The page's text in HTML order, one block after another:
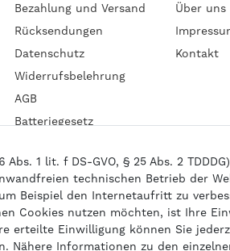
Bezahlung und Versand
Rücksendungen
Datenschutz
Widerrufsbelehrung
AGB
Batteriegesetz
Über uns
Kontakt
/ Alle Preise sind inkl. geseztl.
powered bycreateyourtemplate
1 lit. f DS-GVO, § 25 Abs. 2
technischen Betrieb der
Beispiel den Internetaufritt zu
Cookies nutzen möchten, ist Ihre
erteilte Einwilligung können Sie
Informationen zu den